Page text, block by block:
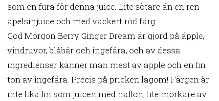
som en fura för denna juice. Lite sötare än en ren
apelsinjuice och med vackert röd färg.
God Morgon Berry Ginger Dream är gjord på äpple,
vindruvor, blåbär och ingefära, och av dessa
ingredienser känner man mest av äpple och en fin
ton av ingefära. Precis på pricken lagom! Färgen är
inte lika fin som juicen med hallon, lite mörkare av